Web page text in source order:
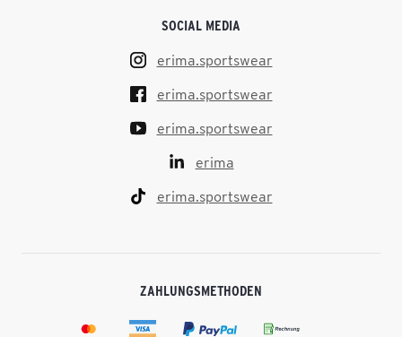
SOCIAL MEDIA
erima.sportswear
erima.sportswear
erima.sportswear
erima
erima.sportswear
ZAHLUNGSMETHODEN